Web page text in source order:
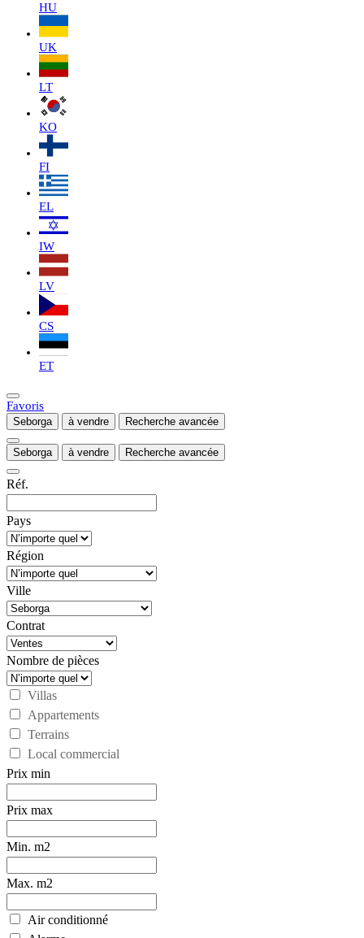
HU
UK
LT
KO
FI
EL
IW
LV
CS
ET
Favoris
Seborga à vendre Recherche avancée
Seborga à vendre Recherche avancée
Réf.
Pays
Région
Ville
Contrat
Nombre de pièces
Villas
Appartements
Terrains
Local commercial
Prix min
Prix max
Min. m2
Max. m2
Air conditionné